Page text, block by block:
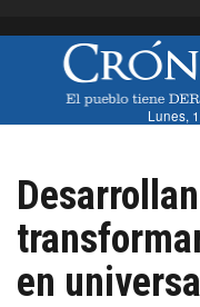
Lunes,
en universal